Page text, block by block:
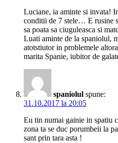
Luciane, ia aminte si invata!
conditii de 7 stele… E rusine
sa poata sa ciuguleasca si
Luati aminte de la spaniolul,
atotstiutor in problemele
marita Spanie, iubitor de
spaniolul spune:
31.10.2017 la 20:05
Eu tin numai gainie in spatiu
zona ta se duc porumbeii la
sant prin tara asta !